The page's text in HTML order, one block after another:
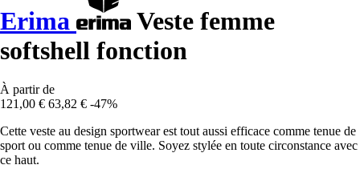
Erima
Veste femme
softshell fonction
À partir de
121,00 € 63,82 € -47%
Cette veste au design sportwear est tout aussi efficace comme tenue de
sport ou comme tenue de ville. Soyez stylée en toute circonstance avec
ce haut.